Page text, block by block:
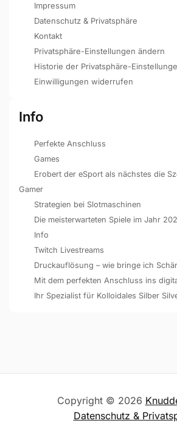
Impressum
Datenschutz & Privatsphäre
Kontakt
Privatsphäre-Einstellungen ändern
Historie der Privatsphäre-
Einwilligungen widerrufen
Info
Perfekte Anschluss
Games
Erobert der eSport als nächstes die
Gamer
Strategien bei Slotmaschinen
Die meisterwarteten Spiele im Jahr
Info
Twitch Livestreams
Druckauflösung – wie bringe ich
Mit dem perfekten Anschluss ins
Ihr Spezialist für Kolloidales Silber
Copyright © 2026
Datenschutz &